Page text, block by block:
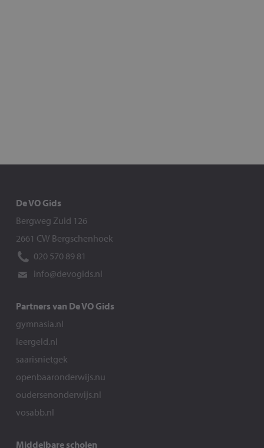
De VO Gids
Bergweg Zuid 126
2661 CW Bergschenhoek
020 570 89 81
info@devogids.nl
Partners van De VO Gids
gymnasia.nl
leergeld.nl
saarisnietgek
openbaaronderwijs.nu
oudersenonderwijs.nl
vosabb.nl
Middelbare scholen